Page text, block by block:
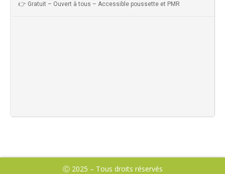
👉 Gratuit – Ouvert à tous – Accessible poussette et PMR
Ⓒ 2025 – Tous droits réservés